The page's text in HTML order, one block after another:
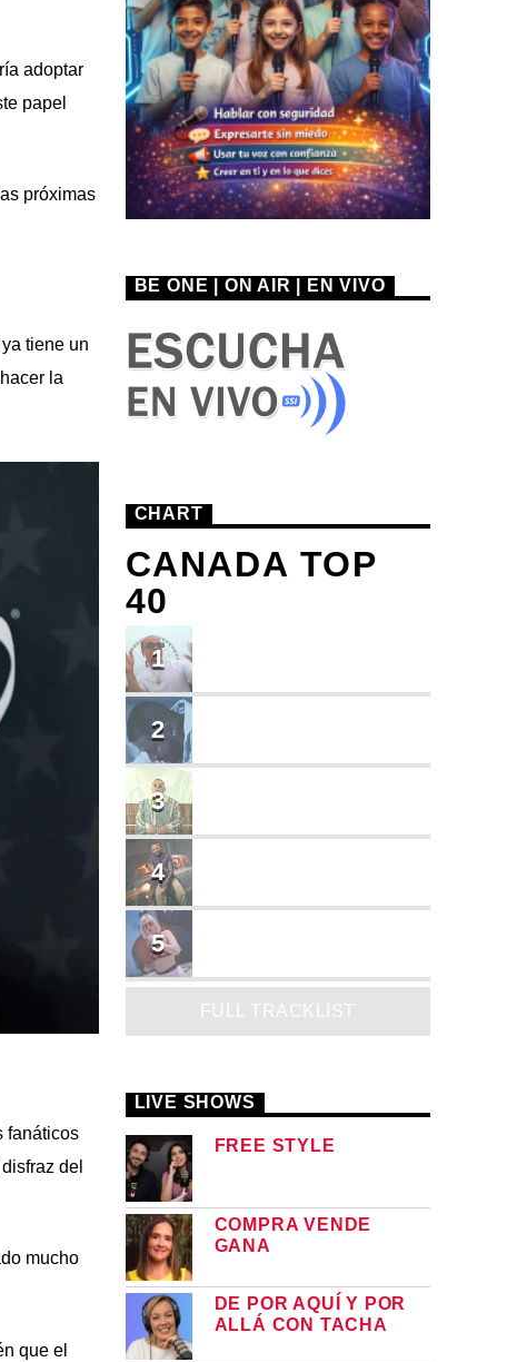
adoptar
papel
próximas
tiene un
la
fanáticos
del
mucho
que el
BE ONE | ON AIR | EN VIVO
CHART
CANADA TOP
40
1
2
3
4
5
FULL TRACKLIST
LIVE SHOWS
FREE STYLE
COMPRA VENDE
GANA
DE POR AQUÍ Y POR
ALLÁ CON TACHA